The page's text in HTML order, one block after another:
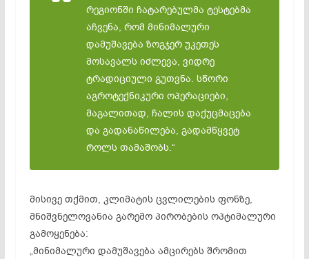
რეგიონში ჩატარებულმა ტესტებმა
აჩვენა, რომ მინიმალური
დამუშავება ზოგჯერ უკეთეს
მოსავალს იძლევა, ვიდრე
ტრადიციული გუთვნა. სწორი
აგროტექნიკური ოპერაციები,
მაგალითად, ჩალის დაქუცმაცება
და გადანაწილება, გადამწყვეტ
როლს თამაშობს.“
მისივე თქმით, კლიმატის ცვლილების ფონზე,
მნიშვნელოვანია გარემო პირობების ოპტიმალური
გამოყენება:
„მინიმალური დამუშავება ამცირებს შრომით